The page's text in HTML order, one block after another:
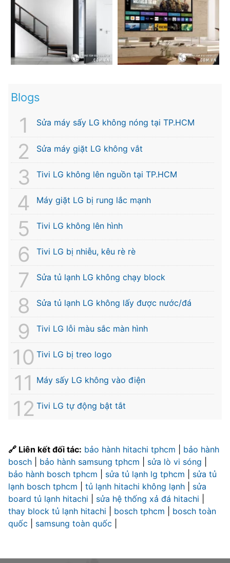
Blogs
Sửa máy sấy LG không nóng tại TP.HCM
Sửa máy giặt LG không vắt
Tivi LG không lên nguồn tại TP.HCM
Máy giặt LG bị rung lắc mạnh
Tivi LG không lên hình
Tivi LG bị nhiễu, kêu rè rè
Sửa tủ lạnh LG không chạy block
Sửa tủ lạnh LG không lấy được nước/đá
Tivi LG lỗi màu sắc màn hình
Tivi LG bị treo logo
Máy sấy LG không vào điện
Tivi LG tự động bật tắt
🔗 Liên kết đối tác: bảo hành hitachi tphcm
bảo hành
bosch
bảo hành samsung tphcm sửa lò vi sóng
bảo hành bosch tphcm
sửa tủ lạnh lg tphcm
sửa tủ
lạnh bosch tphcm
tủ lạnh hitachi không lạnh
sửa
board tủ lạnh hitachi
sửa hệ thống xả đá hitachi
thay block tủ lạnh hitachi
bosch tphcm
bosch toàn
quốc
samsung toàn quốc